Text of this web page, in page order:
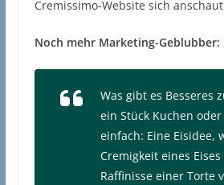
Cremissimo-Website sich
Noch mehr Marketing-Geblubber:
Was gibt es Besseres
ein Stück Kuchen oder
einfach: Eine Eisidee,
Cremigkeit eines
Raffinisse einer Torte